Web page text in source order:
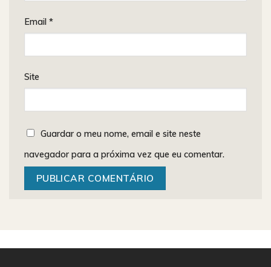
Email *
Site
Guardar o meu nome, email e site neste
navegador para a próxima vez que eu comentar.